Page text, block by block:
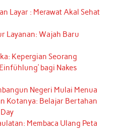
Layar : Merawat Akal Sehat
Layanan: Wajah Baru
Kepergian Seorang
bagi Nakes
Negeri Mulai Menua
Kotanya: Belajar Bertahan
Membaca Ulang Peta